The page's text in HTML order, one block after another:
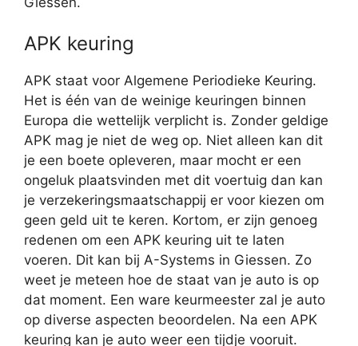
APK keuring
APK staat voor Algemene Periodieke Keuring.
Het is één van de weinige keuringen binnen
Europa die wettelijk verplicht is. Zonder geldige
APK mag je niet de weg op. Niet alleen kan dit
je een boete opleveren, maar mocht er een
ongeluk plaatsvinden met dit voertuig dan kan
je verzekeringsmaatschappij er voor kiezen om
geen geld uit te keren. Kortom, er zijn genoeg
redenen om een APK keuring uit te laten
voeren. Dit kan bij A-Systems in Giessen. Zo
weet je meteen hoe de staat van je auto is op
dat moment. Een ware keurmeester zal je auto
op diverse aspecten beoordelen. Na een APK
keuring kan je auto weer een tijdje vooruit.